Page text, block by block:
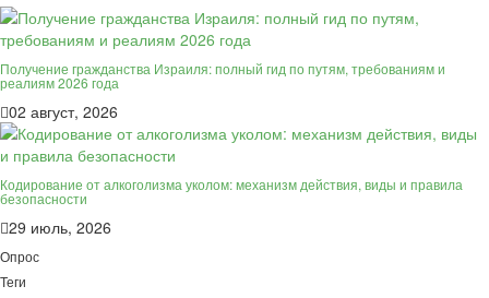
Получение гражданства Израиля: полный гид по путям, требованиям и
реалиям 2026 года
02 август, 2026
Кодирование от алкоголизма уколом: механизм действия, виды и правила
безопасности
29 июль, 2026
Опрос
Теги